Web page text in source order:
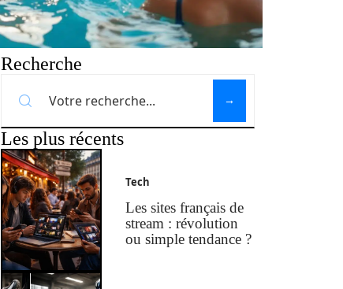
Recherche
Les plus récents
Tech
Les sites français de
stream : révolution
ou simple tendance ?